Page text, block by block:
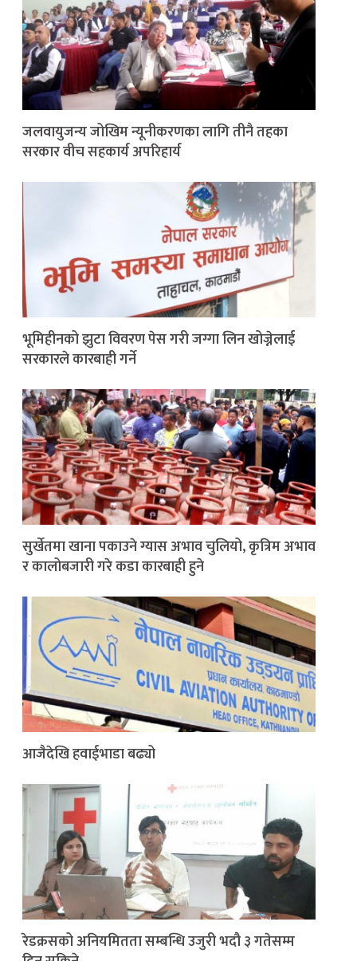
जलवायुजन्य जोखिम न्यूनीकरणका लागि तीनै तहका
सरकार वीच सहकार्य अपरिहार्य
भूमिहीनको झुटा विवरण पेस गरी जग्गा लिन खोज्नेलाई
सरकारले कारबाही गर्ने
सुर्खेतमा खाना पकाउने ग्यास अभाव चुलियो, कृत्रिम अभाव
र कालोबजारी गरे कडा कारबाही हुने
आजैदेखि हवाईभाडा बढ्यो
रेडक्रसको अनियमितता सम्बन्धि उजुरी भदौ ३ गतेसम्म